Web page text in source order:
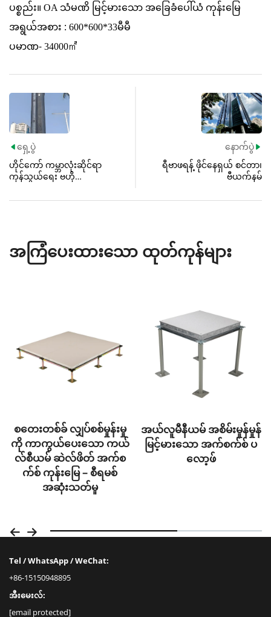
ပစ္စည်း။ OA သံမဏိ မြင့်မားသော အခြေခံပေါ်ယံ ကုန်းမြေ
အရွယ်အစား : 600*600*33မီမီ
ပမာဏ- 34000㎡
 ရှေ့ပွဲ
ဟိုင်ကော် ကမ္ဘာလုံးဆိုင်ရာ
ကုန်သွယ်ရေး ဗဟို
နောက်ပွဲ 
ရီဗာဖရန့် ဖိုင်နေရှယ် စင်တာ၊
ဗီယက်နမ်
အကြံပေးထားသော ထုတ်ကုန်များ
စတေးတစ်ခ် လျှပ်စစ်မှုန်းမှု
ကို ကာကွယ်ပေးသော ကယ်
လ်စီယမ် ဆဲလ်ဖိတ် အက်စ
က်စ် ကုန်းမြေ – စီရမစ်
အဆုံးသတ်မှု
အယ်လူမီနီယမ် အစိမ်းမှုန်မှုန်
မြင့်မားသော အက်စက်စ် ပ
လော့ဖ်
Tel / WhatsApp / WeChat:
+86-15150948895
အီးမေးလ်:
[email protected]